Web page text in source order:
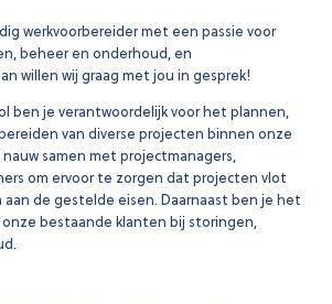
werkvoorbereider met een passie voor
beheer en onderhoud, en
willen wij graag met jou in gesprek!
ben je verantwoordelijk voor het plannen,
van diverse projecten binnen onze
samen met projectmanagers,
om ervoor te zorgen dat projecten vlot
de gestelde eisen. Daarnaast ben je het
bestaande klanten bij storingen,